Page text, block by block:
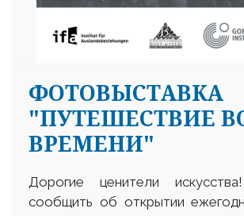
ФОТОВЫСТАВКА
"ПУТЕШЕСТВИЕ
ВРЕМЕНИ"
Дорогие ценители
сообщить об открытии